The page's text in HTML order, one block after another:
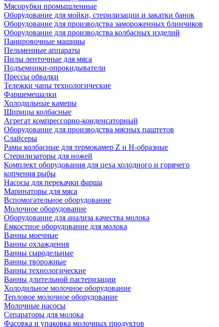
Мясорубки промышленные
Оборудование для мойки, стерилизации и закатки банок
Оборудование для производства замороженных блинчиков
Оборудование для производства колбасных изделий
Панировочные машины
Пельменные аппараты
Пилы ленточные для мяса
Подъемники-опрокидыватели
Прессы обвалки
Тележки чаны технологические
Фаршемешалки
Холодильные камеры
Шприцы колбасные
Агрегат компрессорно-конденсаторный
Оборудование для производства мясных паштетов
Слайсеры
Рамы колбасные для термокамер Z и H-образные
Стерилизаторы для ножей
Комплект оборудования для цеха холодного и горячего
копчения рыбы
Насосы для перекачки фарша
Маринаторы для мяса
Вспомогательное оборудование
Молочное оборудование
Оборудование для анализа качества молока
Емкостное оборудование для молока
Ванны моечные
Ванны охлаждения
Ванны сыродельные
Ванны творожные
Ванны технологические
Ванны длительной пастеризации
Холодильное молочное оборудование
Тепловое молочное оборудование
Молочные насосы
Сепараторы для молока
Фасовка и упаковка молочных продуктов